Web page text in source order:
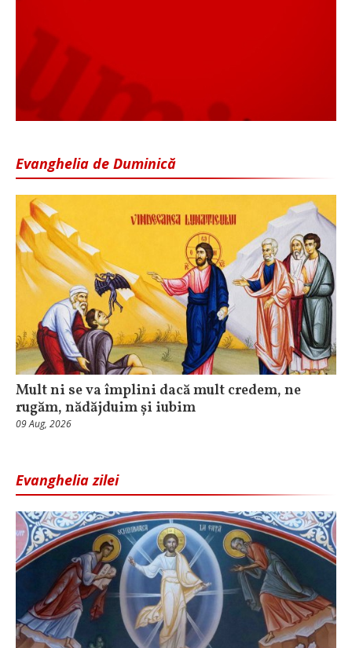
Evanghelia de Duminică
Mult ni se va împlini dacă mult credem, ne
rugăm, nădăjduim și iubim
09 Aug, 2026
Evanghelia zilei